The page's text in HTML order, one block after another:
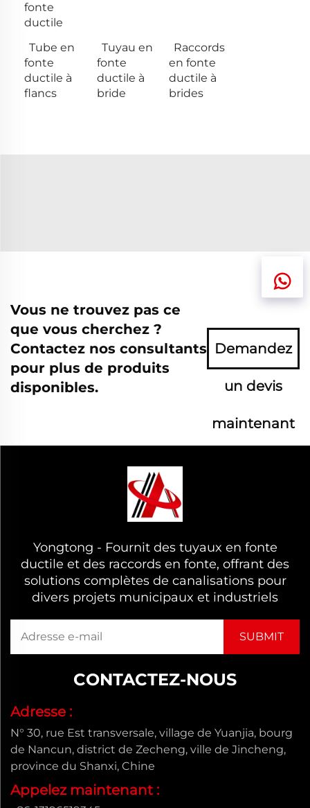
fonte
ductile
Tube en
fonte
ductile à
flancs
Tuyau en
fonte
ductile à
bride
Raccords
en fonte
ductile à
brides
Vous ne trouvez pas ce
que vous cherchez ?
Contactez nos consultants
pour plus de produits
disponibles.
Demandez
un devis
maintenant
Yongtong - Fournit des tuyaux en fonte
ductile et des raccords en fonte, offrant des
solutions complètes de canalisations pour
divers projets municipaux et industriels
CONTACTEZ-NOUS
Adresse :
N° 30, rue Est transversale, village de Yuanjia, bourg
de Nancun, district de Zecheng, ville de Jincheng,
province du Shanxi, Chine
Appelez maintenant :